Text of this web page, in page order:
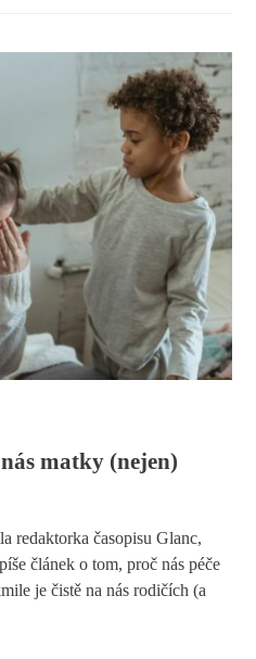
matky (nejen)
redaktorka časopisu Glanc,
článek o tom, proč nás péče
je čistě na nás rodičích (a